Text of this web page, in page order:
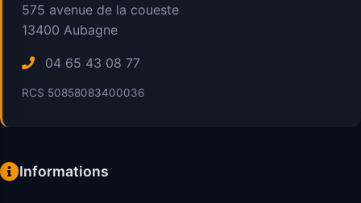
575 avenue de la coueste
13400 Aubagne
04 65 43 08 77
RCS 50858083400036
Informations